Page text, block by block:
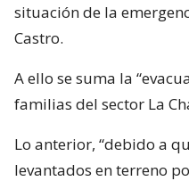
situación de la
Castro.
A ello se suma la
familias del sector La
Lo anterior, “debido a
levantados en terreno